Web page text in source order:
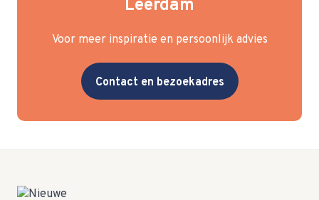
Leerdam
Voor meer inspiratie en persoonlijk advies
Contact en bezoekadres